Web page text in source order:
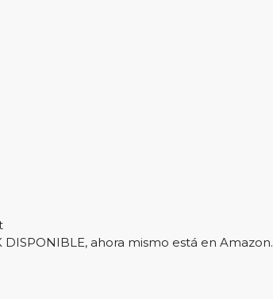
ahora mismo está en Amazon.